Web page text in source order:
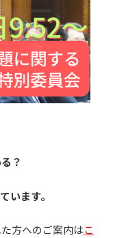
る？
います。
方へのご案内はこ